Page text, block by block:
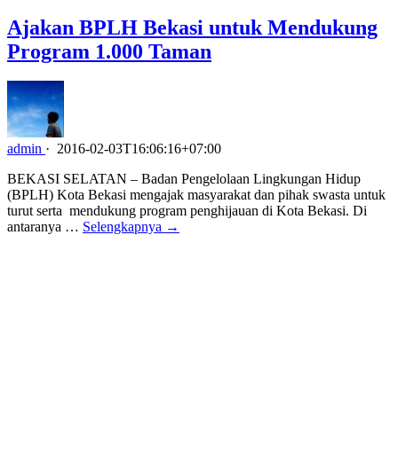
Ajakan BPLH Bekasi untuk Mendukung
Program 1.000 Taman
admin · 2016-02-03T16:06:16+07:00
BEKASI SELATAN – Badan Pengelolaan Lingkungan Hidup
(BPLH) Kota Bekasi mengajak masyarakat dan pihak swasta untuk
turut serta mendukung program penghijauan di Kota Bekasi. Di
antaranya … Selengkapnya →